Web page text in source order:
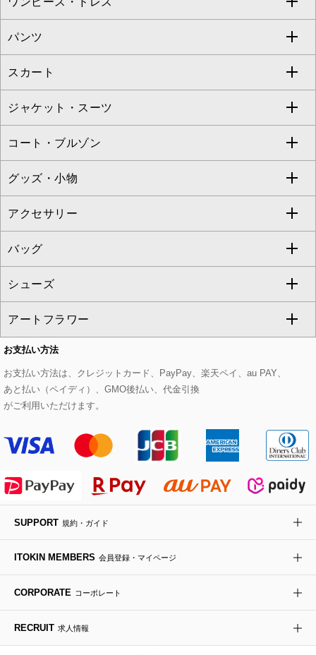
eur3
Maison de CINQ
MK MICHEL KLEIN BAG
HIROKO KOSHINO
カットソー・Tシャツ
ブラウス・シャツ
ニット・セーター
カーディガン
アンサンブルセット
ベスト・ジレ
パーカー
タンクトップ・キャミソール
スウェット・ジャージー
その他のトップス
すべてのワンピース・ドレス
ワンピース
ドレス
チュニック
ジャンパースカート
その他のワンピース・ドレス
パンツ
すべてのパンツ
フルレングスパンツ
クロップド・半端丈パンツ
ガウチョ・ワイドパンツ
ハーフ・ショート丈パンツ
サロペット・オールインワン
その他のパンツ
スカート
すべてのスカート
ロング・マキシ丈スカート
ひざ丈スカート
ミモレ丈スカート
ショート・ミニ丈スカート
その他のスカート
ジャケット・スーツ
すべてのジャケット・スーツ
テーラードジャケット
ノーカラージャケット
セットアップ
セットアップジャケット
セットアップパンツ
セットアップスカート
セットアップワンピース
コート・ブルゾン
すべてのコート・ブルゾン
トレンチコート
ピーコート
ダッフルコート
チェスターコート
モッズコート
ステンカラーコート
ライダースジャケット
デニムジャケット
ダウンジャケット・コート
グッズ・小物
すべてのグッズ・小物
マスク
ストール・マフラー・スヌード
ベルト・サスペンダー
帽子
ヘアアクセサリー
ハンカチ・バンダナ
手袋
チャーム・ストラップ
アクセサリー
すべてのアクセサリー
ネックレス
ピアス・イヤリング
ブレスレット・バングル
ブローチ・コサージュ
バッグ
すべてのバッグ
トートバッグ
ショルダーバッグ
ボストンバッグ
バックパック・リュック
ボディバッグ・メッセンジャーバッグ
トラベルバッグ
シューズ
すべてのシューズ
パンプス
スニーカー
フラットシューズ
ローファー
ドレスシューズ
アートフラワー
すべてのアートフラワー
ローズ
カサブランカ・カラー
ラナンキュラス
ポプリアレンジ＆フレグランス
お支払い方法
お支払い方法は、クレジットカード、PayPay、楽天ペイ、au PAY、
あと払い（ペイディ）、GMO後払い、代金引換
がご利用いただけます。
SUPPORT 規約・ガイド
ITOKIN MEMBERS 会員登録・マイページ
CORPORATE コーポレート
RECRUIT 求人情報